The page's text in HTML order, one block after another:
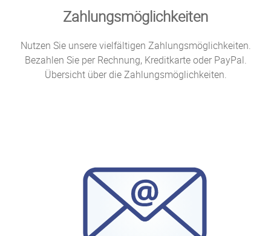
Zahlungsmöglichkeiten
Nutzen Sie unsere vielfältigen Zahlungsmöglichkeiten.
Bezahlen Sie per Rechnung, Kreditkarte oder PayPal.
Übersicht über die Zahlungsmöglichkeiten.